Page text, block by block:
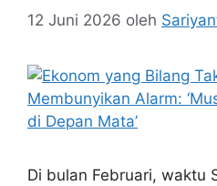
12 Juni 2026 oleh
Di bulan Februari, waktu